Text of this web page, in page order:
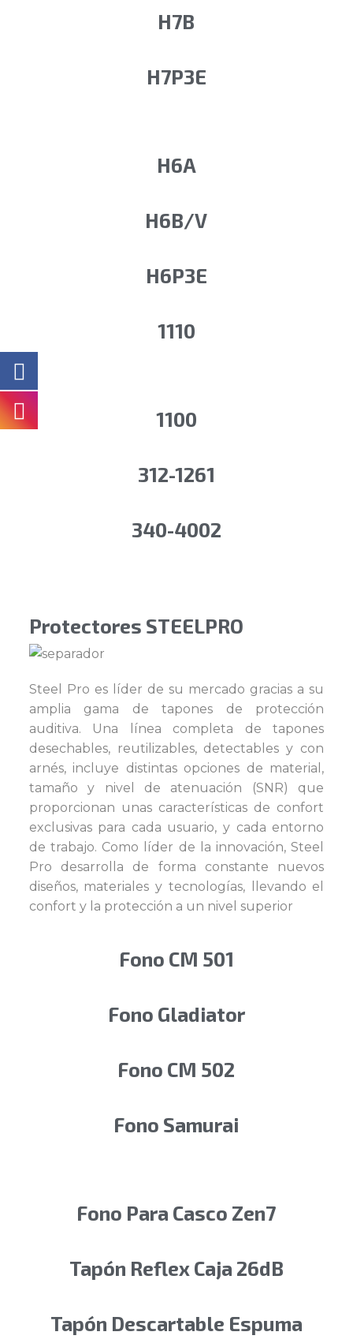
H7B
H7P3E
H6A
H6B/V
H6P3E
1110
1100
312-1261
340-4002
Protectores STEELPRO
Steel Pro es líder de su mercado gracias a su
amplia gama de tapones de protección
auditiva. Una línea completa de tapones
desechables, reutilizables, detectables y con
arnés, incluye distintas opciones de material,
tamaño y nivel de atenuación (SNR) que
proporcionan unas características de confort
exclusivas para cada usuario, y cada entorno
de trabajo. Como líder de la innovación, Steel
Pro desarrolla de forma constante nuevos
diseños, materiales y tecnologías, llevando el
confort y la protección a un nivel superior
Fono CM 501
Fono Gladiator
Fono CM 502
Fono Samurai
Fono Para Casco Zen7
Tapón Reflex Caja 26dB
Tapón Descartable Espuma